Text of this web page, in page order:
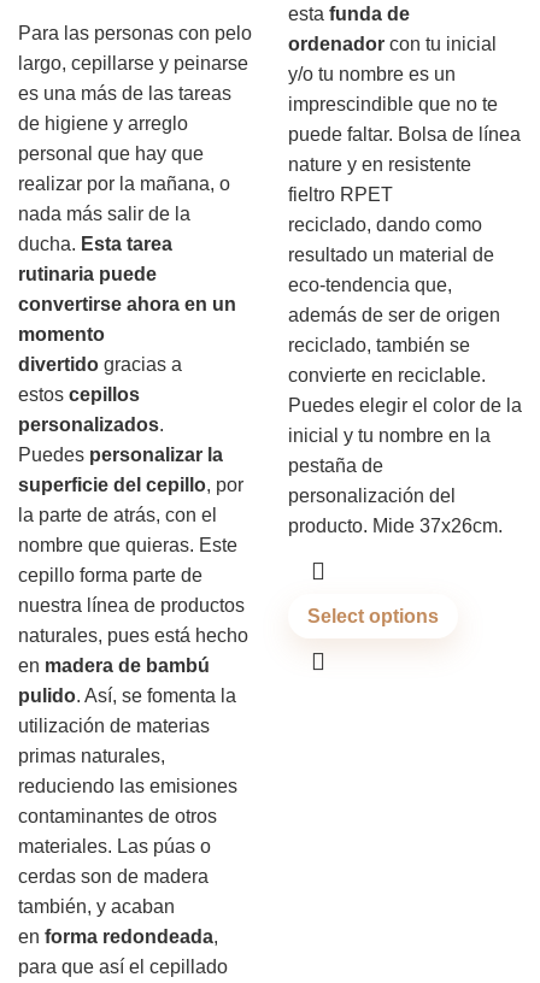
Para las personas con pelo
largo, cepillarse y peinarse
es una más de las tareas
de higiene y arreglo
personal que hay que
realizar por la mañana, o
nada más salir de la
ducha. Esta tarea
rutinaria puede
convertirse ahora en un
momento
divertido gracias a
estos cepillos
personalizados.
Puedes personalizar la
superficie del cepillo, por
la parte de atrás, con el
nombre que quieras. Este
cepillo forma parte de
nuestra línea de productos
naturales, pues está hecho
en madera de bambú
pulido. Así, se fomenta la
utilización de materias
primas naturales,
reduciendo las emisiones
contaminantes de otros
materiales. Las púas o
cerdas son de madera
también, y acaban
en forma redondeada,
para que así el cepillado
esta funda de
ordenador con tu inicial
y/o tu nombre es un
imprescindible que no te
puede faltar. Bolsa de línea
nature y en resistente
fieltro RPET
reciclado, dando como
resultado un material de
eco-tendencia que,
además de ser de origen
reciclado, también se
convierte en reciclable.
Puedes elegir el color de la
inicial y tu nombre en la
pestaña de
personalización del
producto. Mide 37x26cm.
Select options